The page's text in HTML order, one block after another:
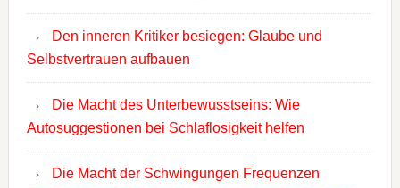
Den inneren Kritiker besiegen: Glaube und
Selbstvertrauen aufbauen
Die Macht des Unterbewusstseins: Wie
Autosuggestionen bei Schlaflosigkeit helfen
Die Macht der Schwingungen Frequenzen